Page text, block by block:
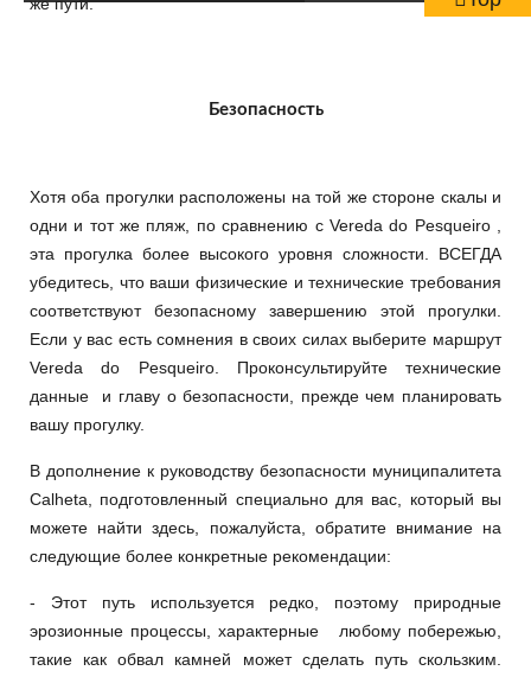
Безопасность
Хотя оба прогулки расположены на той же стороне скалы и
одни и тот же пляж, по сравнению с Vereda do Pesqueiro ,
эта прогулка более высокого уровня сложности. ВСЕГДА
убедитесь, что ваши физические и технические требования
соответствуют безопасному завершению этой прогулки.
Если у вас есть сомнения в своих силах выберите маршрут
Vereda do Pesqueiro. Проконсультируйте технические
данные и главу о безопасности, прежде чем планировать
вашу прогулку.
В дополнение к руководству безопасности муниципалитета
Calheta, подготовленный специально для вас, который вы
можете найти здесь, пожалуйста, обратите внимание на
следующие более конкретные рекомендации:
- Этот путь используется редко, поэтому природные
эрозионные процессы, характерные любому побережью,
такие как обвал камней может сделать путь скользким.